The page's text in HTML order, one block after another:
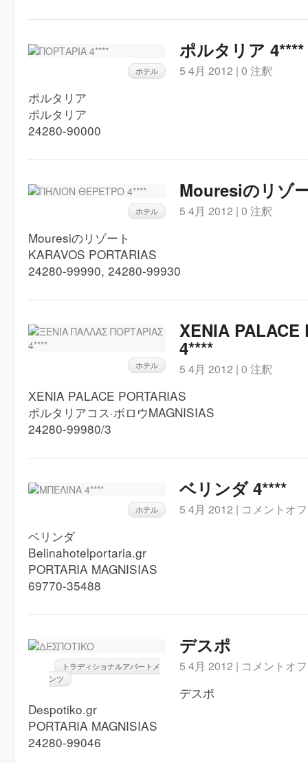
ホテル
ポルタリア 4****
5 4月 2012 | 0 注釈
ポルタリア
ポルタリア
24280-90000
ホテル
Mouresiのリゾ
5 4月 2012 | 0 注釈
Mouresiのリゾート
KARAVOS PORTARIAS
24280-99990, 24280-99930
ホテル
XENIA PALACE
4****
5 4月 2012 | 0 注釈
XENIA PALACE PORTARIAS
ポルタリアコス·ボロウMAGNISIAS
24280-99980/3
ホテル
ベリンダ 4****
5 4月 2012 | コメントオフ
ベリンダ
Belinahotelportaria.gr
PORTARIA MAGNISIAS
69770-35488
トラディショナルアパートメ
ンツ
デスポ
5 4月 2012 | コメントオフ
デスポ
Despotiko.gr
PORTARIA MAGNISIAS
24280-99046